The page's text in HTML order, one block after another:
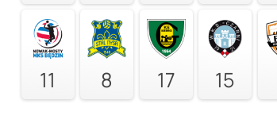
11 8 17 15